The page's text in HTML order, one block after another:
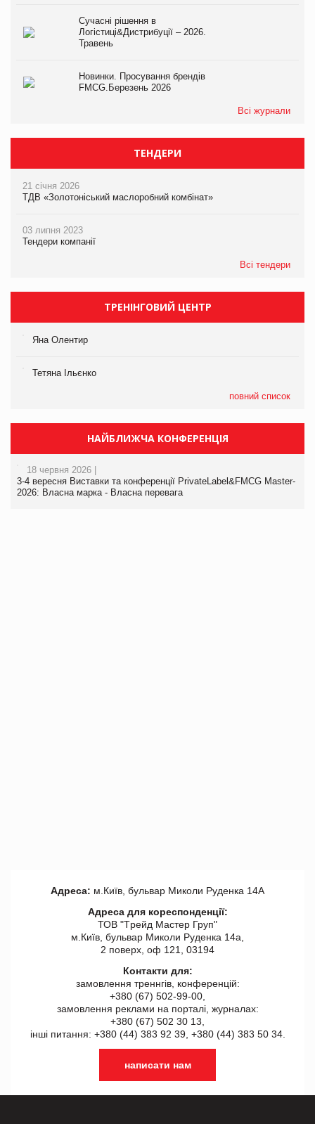
Сучасні рішення в
Логістиці&Дистрибуції – 2026.
Травень
Новинки. Просування брендів
FMCG.Березень 2026
Всі журнали
ТЕНДЕРИ
21 січня 2026
ТДВ «Золотоніський маслоробний комбінат»
03 липня 2023
Тендери компанії
Всі тендери
ТРЕНІНГОВИЙ ЦЕНТР
Яна Олентир
Тетяна Ільєнко
повний список
НАЙБЛИЖЧА КОНФЕРЕНЦІЯ
18 червня 2026 |
3-4 вересня Виставки та конференції PrivateLabel&FMCG Master-
2026: Власна марка - Власна перевага
Адреса: м.Київ, бульвар Миколи Руденка 14А
Адреса для кореспонденції:
ТОВ "Tрейд Мастер Груп"
м.Київ, бульвар Миколи Руденка 14а,
2 поверх, оф 121, 03194
Контакти для:
замовлення треннгів, конференцій:
+380 (67) 502-99-00,
замовлення реклами на порталі, журналах:
+380 (67) 502 30 13,
інші питання: +380 (44) 383 92 39, +380 (44) 383 50 34.
написати нам